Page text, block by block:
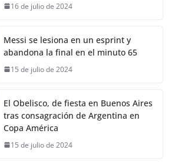
16 de julio de 2024
Messi se lesiona en un esprint y
abandona la final en el minuto 65
15 de julio de 2024
El Obelisco, de fiesta en Buenos Aires
tras consagración de Argentina en
Copa América
15 de julio de 2024